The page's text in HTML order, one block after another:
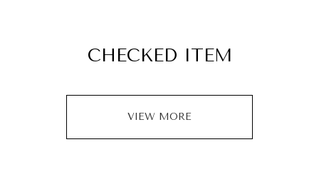
CHECKED ITEM
VIEW MORE